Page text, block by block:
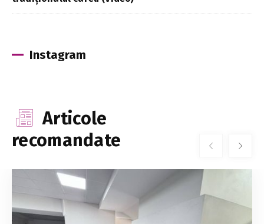
Instagram
Articole
recomandate